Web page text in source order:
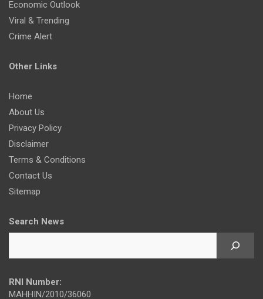
Economic Outlook
Viral & Trending
Crime Alert
Other Links
Home
About Us
Privacy Policy
Disclaimer
Terms & Conditions
Contact Us
Sitemap
Search News
RNI Number:
MAHHIN/2010/36060